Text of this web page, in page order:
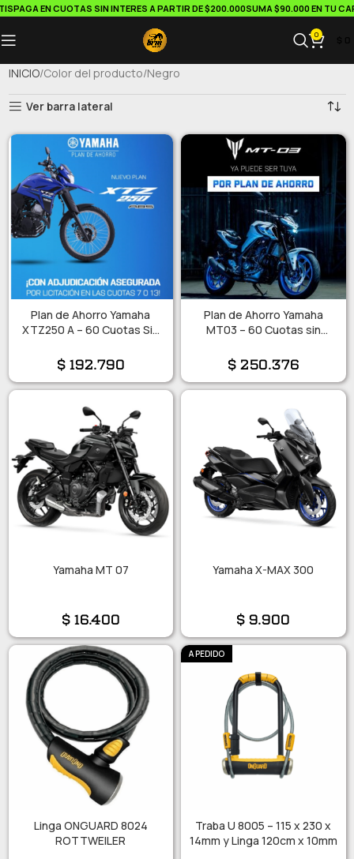
EN CUOTAS SIN INTERES A PARTIR DE $200.000SUMA $90.000 EN TU
0
INICIO Color del producto Negro
Ver barra lateral
Plan de Ahorro Yamaha
XTZ250 A – 60 Cuotas Sin
$192.790
Plan de Ahorro Yamaha
MT03 – 60 Cuotas sin
$250.376
Yamaha MT 07
$16.400
Yamaha X-MAX 300
$9.900
Linga ONGUARD 8024
ROTTWEILER
A PEDIDO
Traba U 8005 – 115 x 230 x
14mm y Linga 120cm x 10mm